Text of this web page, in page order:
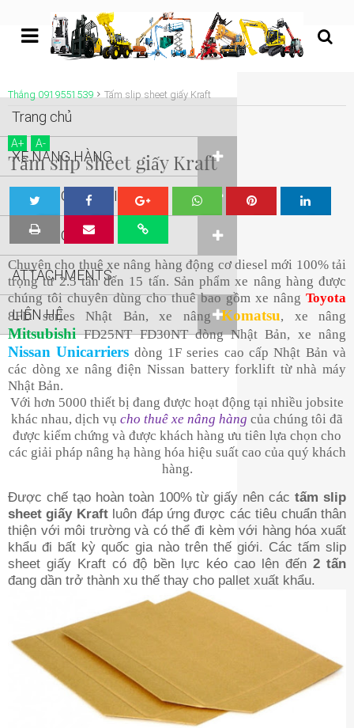
Thắng 0919551539 Tấm slip sheet giấy Kraft
A+ A-
Tấm slip sheet giấy Kraft
eet
Sha
re
Sha
re
re
re
Chuyên cho thuê xe nâng hàng động cơ diesel mới 100% tải
trọng từ 2.5 tấn đến 15 tấn. Sản phẩm xe nâng hàng được
chúng tôi chuyên dùng cho thuê bao gồm xe nâng Toyota
8FD series Nhật Bản, xe nângKomatsu, xe nâng
Mitsubishi FD25NT FD30NT dòng Nhật Bản, xe nâng
Nissan Unicarriers dòng 1F series cao cấp Nhật Bản và
các dòng xe nâng điện Nissan battery forklift từ nhà máy
Nhật Bản.
Với hơn 5000 thiết bị đang được hoạt động tại nhiều jobsite
khác nhau, dịch vụ cho thuê xe nâng hàng của chúng tôi đã
được kiểm chứng và được khách hàng ưu tiên lựa chọn cho
các giải pháp nâng hạ hàng hóa hiệu suất cao của quý khách
hàng.
Được chế tạo hoàn toàn 100% từ giấy nên cáctấm slip
sheet giấy Kraftluôn đáp ứng được các tiêu chuẩn thân
thiện với môi trường và có thể đi kèm với hàng hóa xuất
khẩu đi bất kỳ quốc gia nào trên thế giới. Các tấm slip
sheet giấy Kraft có độ bền lực kéo cao lên đến 2 tấn
đang dần trở thành xu thế thay cho pallet xuất khẩu.
undefined
Trang chủ
XE NÂNG HÀNG
XE NÂNG NGƯỜI
XE NÂNG KHÁC
ATTACHMENTS
LIÊN HỆ